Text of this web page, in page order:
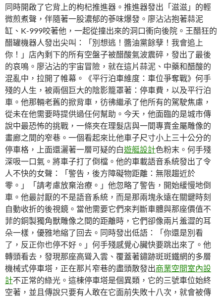
同時開啟了它背上的枸杞推進器。推進器發出「滋滋」的輕
微煎煮聲，伴隨著一股濃郁的蔘味爆發。廖沾沾抱著蒜泥
缸、K-999咬著他，一起從撞出來的洞口衝向後院。王醋狂的
醋罐機器人發出尖叫：「別想逃！醬油黨餘孽！我會追上
你！」店內剩下的所有空盤子被醋酸氣波震碎，發出了最後
的哀鳴。廖沾沾的宇宙冒險，就在這片蒜泥、中藥和醋酸的
混亂中，拉開了帷幕。《平行泊車維度：車位爭奪戰》何手
殘的人生，被兩個巨大的陰影籠罩著：停車費，以及平行泊
車。他那輛老舊的掀背車，彷彿繼承了他所有的駕駛焦慮，
從未在他需要時提供過任何幫助。今天，他面臨的是城市傳
說中最恐怖的挑戰，一條夾在理髮店與一間專賣金屬雕像的
畫廊之間的窄巷。一個看起來比他車子尺寸小上三十公分的
停車格，上面還灑著一層可疑的白遊艇設計色粉末。何手殘
深吸一口氣。將車子打了倒檔。他的車載語音系統發出了令
人不快的女聲：「警告，後方障礙物距離：無限趨近於
零。」「請考慮放棄治療。」他忽略了警告，開始緩慢地倒
車。他最討厭的不是語音系統，而是那兩塊永遠在關鍵時刻
自動收折的後視鏡。當他需要它們來判斷車體與那座價值不
菲的銅製獨角獸雕像之間的距離時，它們卻像兩片羞澀的耳
朵一樣，優雅地縮了回去。同時發出低語：「你還是別看
了，反正你也停不好。」何手殘感覺心臟快要跳出來了。他
轉頭看去，發現那座高聳入雲、覆蓋著鏽跡斑斑鐵網的多層
機械式停車塔，正在那片窄巷的盡頭散發出商業空間室內設
計不正常的綠光。這棟停車塔是個異類，它的三號車位始終
空著，並且傳說只要有人敢在它面前失敗十八次，就會被傳